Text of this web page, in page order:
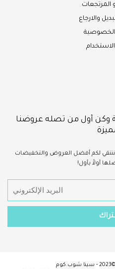
المرتجعات
والارجاع
وكن أول من تصله عروضنا
ننتقي لكم أفضل العروض والتخفيضات
أولاً بأول!